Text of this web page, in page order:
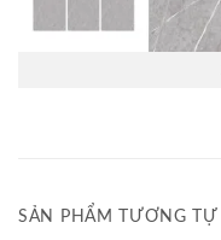
SẢN PHẨM TƯƠNG TỰ